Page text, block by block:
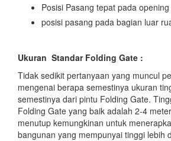
Posisi Pasang tepat pada
posisi pasang pada bagian luar
Ukuran Standar Folding Gate :
Tidak sedikit pertanyaan yang muncul
mengenai berapa semestinya ukuran
semestinya dari pintu Folding Gate.
Folding Gate yang baik adalah 2-4
menutup kemungkinan untuk
bangunan yang mempunyai tinggi lebih